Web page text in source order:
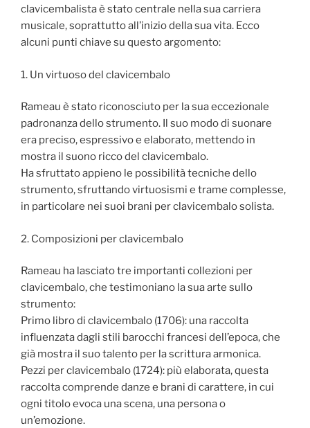
clavicembalista è stato centrale nella sua carriera
musicale, soprattutto all’inizio della sua vita. Ecco
alcuni punti chiave su questo argomento:
1. Un virtuoso del clavicembalo
Rameau è stato riconosciuto per la sua eccezionale
padronanza dello strumento. Il suo modo di suonare
era preciso, espressivo e elaborato, mettendo in
mostra il suono ricco del clavicembalo.
Ha sfruttato appieno le possibilità tecniche dello
strumento, sfruttando virtuosismi e trame complesse,
in particolare nei suoi brani per clavicembalo solista.
2. Composizioni per clavicembalo
Rameau ha lasciato tre importanti collezioni per
clavicembalo, che testimoniano la sua arte sullo
strumento:
Primo libro di clavicembalo (1706): una raccolta
influenzata dagli stili barocchi francesi dell’epoca, che
già mostra il suo talento per la scrittura armonica.
Pezzi per clavicembalo (1724): più elaborata, questa
raccolta comprende danze e brani di carattere, in cui
ogni titolo evoca una scena, una persona o
un’emozione.